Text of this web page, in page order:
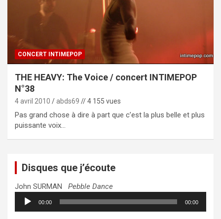
CONCERT INTIMEPOP
THE HEAVY: The Voice / concert INTIMEPOP
N°38
4 avril 2010 abds69 // 4 155 vues
Pas grand chose à dire à part que c’est la plus belle et plus
puissante voix…
Disques que j’écoute
John SURMAN Pebble Dance
Lecteur
audio
00:00 00:00